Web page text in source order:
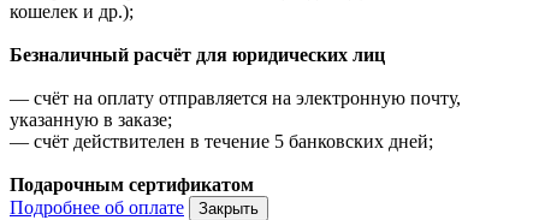
кошелек и др.);
Безналичный расчёт для юридических лиц
— счёт на оплату отправляется на электронную почту,
указанную в заказе;
— счёт действителен в течение 5 банковских дней;
Подарочным сертификатом
Подробнее об оплате
Закрыть